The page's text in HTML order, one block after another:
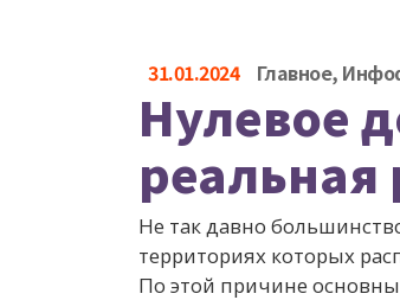
31.01.2024 Главное,
Нулевое
Не так давно
территориях которых
По этой причине